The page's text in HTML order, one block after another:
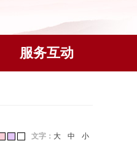
服务互动
文字： 大 中 小